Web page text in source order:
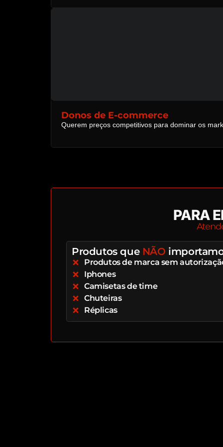
Donos de E-commerce
Querem preços competitivos para dominar os
PARA
Produtos que NÃO
Produtos de marca sem
Iphones
Camisetas de time
Chuteiras
Réplicas